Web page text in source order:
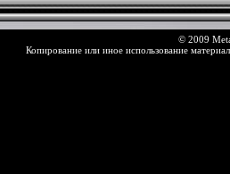
© 2009
Копирование или иное использование